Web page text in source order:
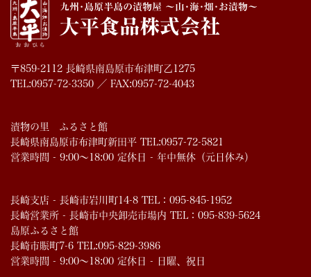
〒859-2112 長崎県南島原市布津町乙1275
TEL:0957-72-3350 ／ FAX:0957-72-4043
漬物の里 ふるさと館
長崎県南島原市布津町新田平 TEL:0957-72-5821
営業時間 - 9:00～18:00 定休日 - 年中無休（元日休み）
長崎支店 - 長崎市岩川町14-8 TEL：095-845-1952
長崎営業所 - 長崎市中央卸売市場内 TEL：095-839-5624
島原ふるさと館
長崎市賑町7-6 TEL:095-829-3986
営業時間 - 9:00～18:00 定休日 - 日曜、祝日